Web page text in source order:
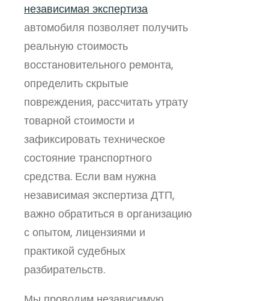
независимая экспертиза
автомобиля позволяет получить
реальную стоимость
восстановительного ремонта,
определить скрытые
повреждения, рассчитать утрату
товарной стоимости и
зафиксировать техническое
состояние транспортного
средства. Если вам нужна
независимая экспертиза ДТП,
важно обратиться в организацию
с опытом, лицензиями и
практикой судебных
разбирательств.